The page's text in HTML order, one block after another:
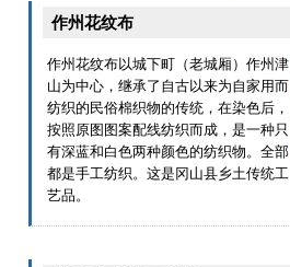
作州花纹布
作州花纹布以城下町（老城厢）作州津
山为中心，继承了自古以来为自家用而
纺织的民俗棉织物的传统，在染色后，
按照原图图案配线纺织而成，是一种只
有深蓝和白色两种颜色的纺织物。全部
都是手工纺织。这是冈山县乡土传统工
艺品。